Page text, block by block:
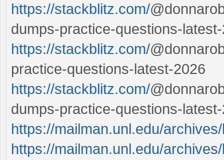
https://stackblitz.com/
dumps-practice-questions-
https://stackblitz.com/
practice-questions-latest-2026
https://stackblitz.com/
dumps-practice-questions-
https://mailman.unl.edu/
https://mailman.unl.edu/